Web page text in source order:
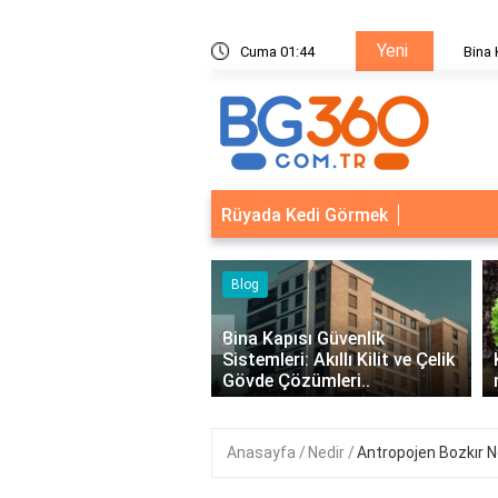
Cuma 01:44 Yeni
Sistemleri: Akıllı Kilit ve Çelik Gövde Çözümleri Bina
Rüyada Kedi Görmek
Bina Kapısı Güvenlik
Sistemleri: Akıllı Kilit ve Çelik
Gövde Çözümleri..
Kıvırcık Marul mu,
mu Daha Faydalı?
‹
Anasayfa Nedir Antropojen Bozkır